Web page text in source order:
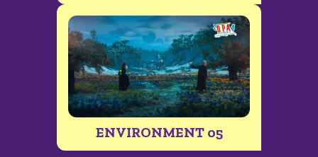
ENVIRONMENT 05